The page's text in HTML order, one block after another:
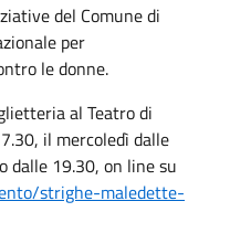
del Comune di
per
le donne.
al Teatro di
il mercoledì dalle
dalle 19.30, on line su
strighe-maledette-